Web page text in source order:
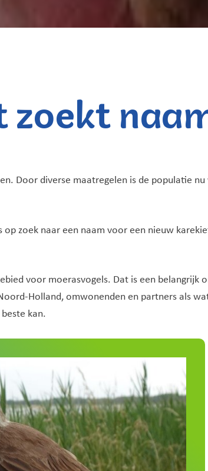
zoekt
Door diverse maatregelen is de populatie
zoek naar een naam voor een nieuw
voor moerasvogels. Dat is een belangrijk
Holland, omwonenden en partners als
kan.